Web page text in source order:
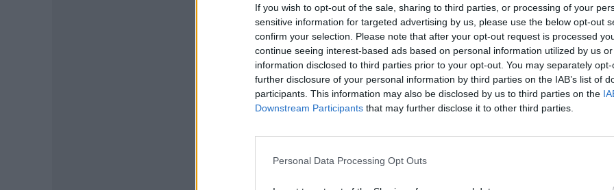
If you wish to opt-out of the sale, sharing to third parties, or processing of your
sensitive information for targeted advertising by us, please use the below opt-out
confirm your selection. Please note that after your opt-out request is processed
continue seeing interest-based ads based on personal information utilized by us
information disclosed to third parties prior to your opt-out. You may separately
further disclosure of your personal information by third parties on the IAB’s list of
participants. This information may also be disclosed by us to third parties on the
Downstream Participants that may further disclose it to other third parties.
Personal Data Processing Opt Outs